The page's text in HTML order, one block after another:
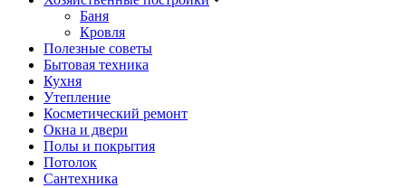
Баня
Кровля
Полезные советы
Бытовая техника
Кухня
Утепление
Косметический ремонт
Окна и двери
Полы и покрытия
Потолок
Сантехника